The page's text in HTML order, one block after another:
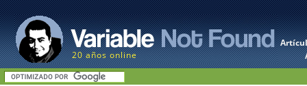
20 años online